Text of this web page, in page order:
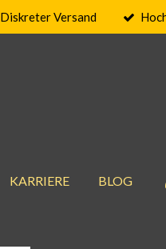
Diskreter Versand
KARRIERE BLOG